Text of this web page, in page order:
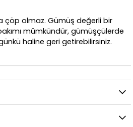
çöp olmaz. Gümüş değerli bir
mümkündür, gümüşçülerde
haline geri getirebilirsiniz.